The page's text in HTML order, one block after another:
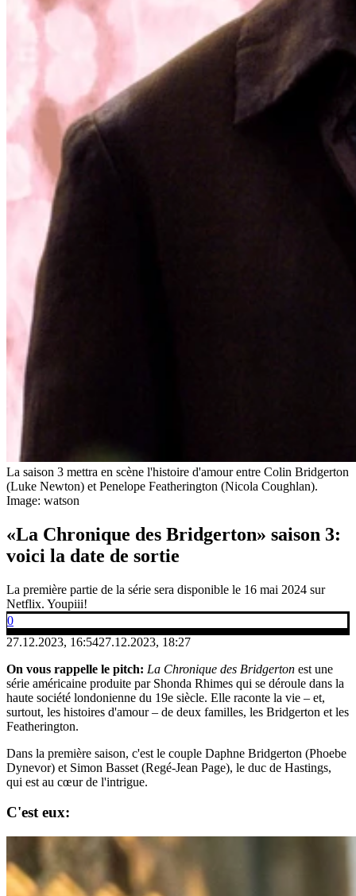
La saison 3 mettra en scène l'histoire d'amour entre Colin Bridgerton
(Luke Newton) et Penelope Featherington (Nicola Coughlan).
Image: watson
«La Chronique des Bridgerton» saison 3:
voici la date de sortie
La première partie de la série sera disponible le 16 mai 2024 sur
Netflix. Youpiii!
0
27.12.2023, 16:5427.12.2023, 18:27
On vous rappelle le pitch: La Chronique des Bridgerton est une
série américaine produite par Shonda Rhimes qui se déroule dans la
haute société londonienne du 19e siècle. Elle raconte la vie – et,
surtout, les histoires d'amour – de deux familles, les Bridgerton et les
Featherington.
Dans la première saison, c'est le couple Daphne Bridgerton (Phoebe
Dynevor) et Simon Basset (Regé-Jean Page), le duc de Hastings,
qui est au cœur de l'intrigue.
C'est eux: